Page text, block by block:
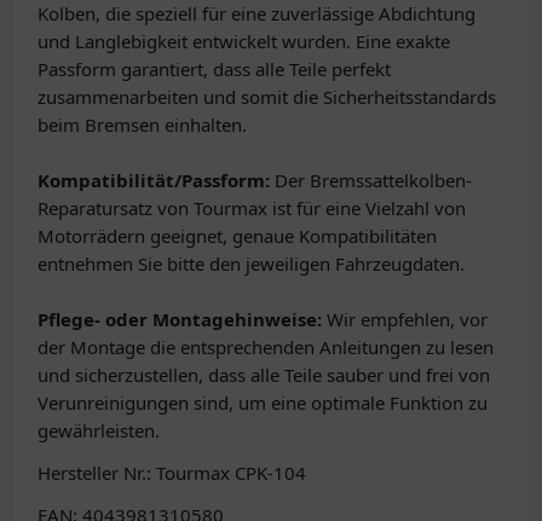
Kolben, die speziell für eine zuverlässige Abdichtung
und Langlebigkeit entwickelt wurden. Eine exakte
Passform garantiert, dass alle Teile perfekt
zusammenarbeiten und somit die Sicherheitsstandards
beim Bremsen einhalten.
Kompatibilität/Passform: Der Bremssattelkolben-
Reparatursatz von Tourmax ist für eine Vielzahl von
Motorrädern geeignet, genaue Kompatibilitäten
entnehmen Sie bitte den jeweiligen Fahrzeugdaten.
Pflege- oder Montagehinweise: Wir empfehlen, vor
der Montage die entsprechenden Anleitungen zu lesen
und sicherzustellen, dass alle Teile sauber und frei von
Verunreinigungen sind, um eine optimale Funktion zu
gewährleisten.
Hersteller Nr.: Tourmax CPK-104
EAN: 4043981310580